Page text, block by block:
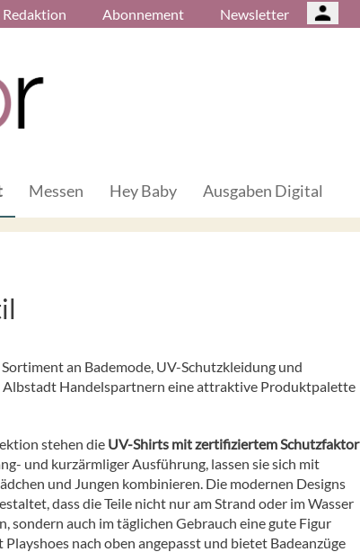
Redaktion Abonnement Newsletter
Messen Hey Baby Ausgaben Digital
an Bademode, UV-Schutzkleidung und
Albstadt Handelspartnern eine attraktive Produktpalette
stehen die UV-Shirts mit zertifiziertem Schutzfaktor
und kurzärmliger Ausführung, lassen sie sich mit
und Jungen kombinieren. Die modernen Designs
dass die Teile nicht nur am Strand oder im Wasser
sondern auch im täglichen Gebrauch eine gute Figur
nach oben angepasst und bietet Badeanzüge